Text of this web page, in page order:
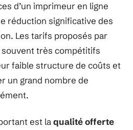
d’un imprimeur en ligne
réduction significative des
Les tarifs proposés par
très compétitifs
faible structure de coûts et
un grand nombre de
est laqualité offerte